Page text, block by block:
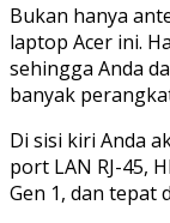
Bukan hanya
laptop Acer ini.
sehingga Anda
banyak
Di sisi kiri Anda
port LAN RJ-45,
Gen 1, dan tepat